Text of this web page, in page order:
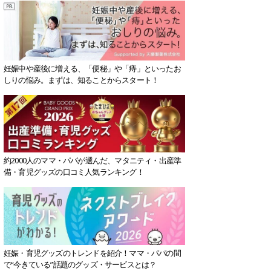
妊娠中や産後に増える、「便秘」や「痔」といったお
しりの悩み。まずは、知ることからスタート！
約2000人のママ・パパが選んだ、マタニティ・出産準
備・育児グッズの口コミ人気ランキング！
妊娠・育児グッズのトレンドを紹介！ママ・パパの間
で“今きている”話題のグッズ・サービスとは？